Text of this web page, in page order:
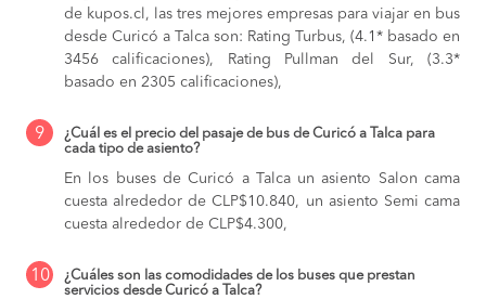
de kupos.cl, las tres mejores empresas para viajar en bus
desde Curicó a Talca son: Rating Turbus, (4.1* basado en
3456 calificaciones), Rating Pullman del Sur, (3.3*
basado en 2305 calificaciones),
9
¿Cuál es el precio del pasaje de bus de Curicó a Talca para
cada tipo de asiento?
En los buses de Curicó a Talca un asiento Salon cama
cuesta alrededor de CLP$10.840, un asiento Semi cama
cuesta alrededor de CLP$4.300,
10
¿Cuáles son las comodidades de los buses que prestan
servicios desde Curicó a Talca?